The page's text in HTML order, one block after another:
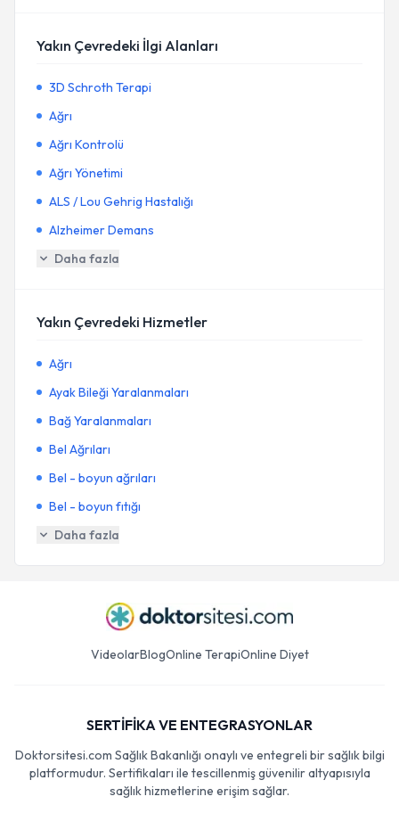
Yakın Çevredeki İlgi Alanları
3D Schroth Terapi
Ağrı
Ağrı Kontrolü
Ağrı Yönetimi
ALS / Lou Gehrig Hastalığı
Alzheimer Demans
Daha fazla
Yakın Çevredeki Hizmetler
Ağrı
Ayak Bileği Yaralanmaları
Bağ Yaralanmaları
Bel Ağrıları
Bel - boyun ağrıları
Bel - boyun fıtığı
Daha fazla
VideolarBlogOnline TerapiOnline Diyet
SERTİFİKA VE ENTEGRASYONLAR
Doktorsitesi.com Sağlık Bakanlığı onaylı ve entegreli bir sağlık bilgi
platformudur. Sertifikaları ile tescillenmiş güvenilir altyapısıyla
sağlık hizmetlerine erişim sağlar.